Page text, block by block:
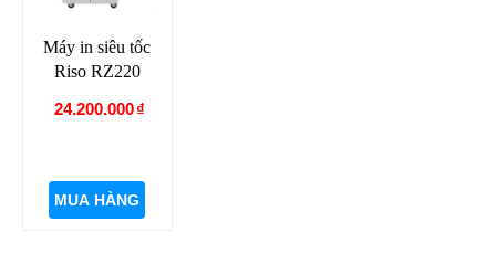
Máy in siêu tốc
Riso RZ220
24.200.000₫
MUA HÀNG